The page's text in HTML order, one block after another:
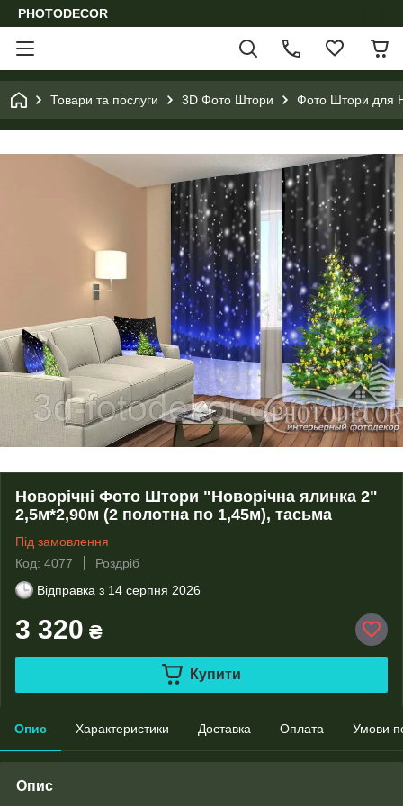
PHOTODECOR
Товари та послуги 3D Фото Штори Фото Штори для
Новорічні Фото Штори "Новорічна ялинка 2"
2,5м*2,90м (2 полотна по 1,45м), тасьма
Під замовлення
Код: 4077
Роздріб
Відправка з 14 серпня 2026
3 320 ₴
Купити
Опис Характеристики Доставка Оплата Умови
Опис